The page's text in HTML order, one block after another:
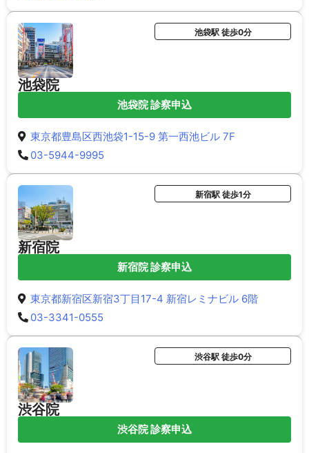
池袋院
池袋駅 徒歩0分
池袋院 診察申込
東京都豊島区西池袋1-15-9 第一西池ビル 7F
03-5944-9995
新宿院
新宿駅 徒歩1分
新宿院 診察申込
東京都新宿区新宿3丁目17-4 新宿レミナビル 6階
03-3341-0555
渋谷院
渋谷駅 徒歩0分
渋谷院 診察申込